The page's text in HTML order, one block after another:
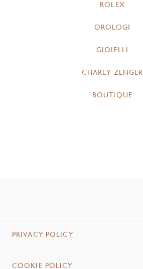
ROLEX
OROLOGI
GIOIELLI
CHARLY ZENGER
BOUTIQUE
PRIVACY POLICY
COOKIE POLICY